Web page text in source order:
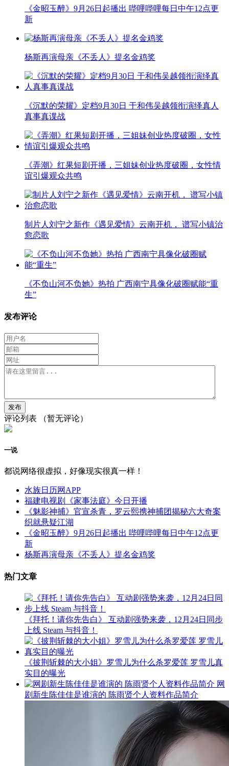
《金昭玉醉》9月26日起播出 哔哩哔哩每日中午12点更
新
杨斯再演母亲《不丢人》提名金鸡奖
《沉默的荣耀》定档9月30日 于和伟吴越领衔演绎真人
真事真谍战
《弄潮》红果短剧开播，三姐妹创业热度破圈，女性情
谊引爆观众共鸣
制片人刘宁之新作《遇见爱情》云南开机， 谱写小镇治
愈恋歌
《不负山河不负她》热拍 广西南宁具像化破圈赋能“重
生”
发布评论
评论列表 （暂无评论）
一说
都说网络很虚拟，好像现实很真一样！
水族日历网APP
福建电视剧《家事法庭》今日开播
《魅影神捕》官宣杀青，罗云熙携神捕团揭秘六大奇案
织就悬疑江湖
《金昭玉醉》9月26日起播出 哔哩哔哩每日中午12点更
新
杨斯再演母亲《不丢人》提名金鸡奖
热门文章
《拜托！请你先告白》 互动剧强势来袭，12月24日同步
上线 Steam 与抖音！
《披荆斩棘的大小姐》罗雪儿为什么杀罗爱莲 罗雪儿真
实目的曝光
网
剧新生陈佳佳是谁演的 陈雨贤个人资料作品简介